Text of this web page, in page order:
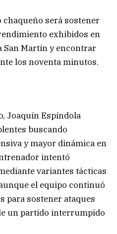
chaqueño será sostener
exhibidos en
San Martín y encontrar
los noventa minutos.
Joaquín Espíndola
buscando
y mayor dinámica en
intentó
variantes tácticas
el equipo continuó
para sostener ataques
un partido interrumpido